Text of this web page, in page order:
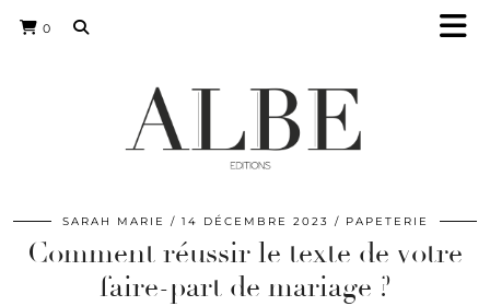
0
SARAH MARIE 14 DÉCEMBRE 2023 PAPETERIE
Comment réussir le texte de votre
faire-part de mariage ?